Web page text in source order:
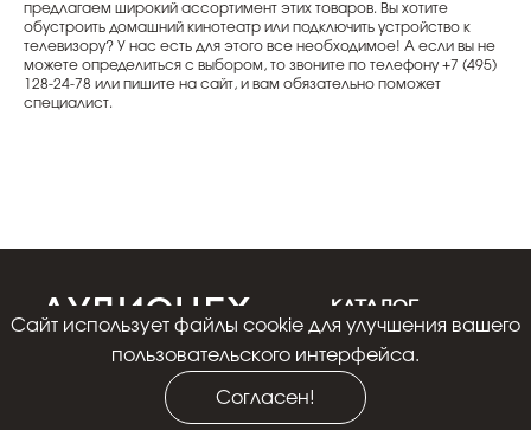
предлагаем широкий ассортимент этих товаров. Вы хотите
обустроить домашний кинотеатр или подключить устройство к
телевизору? У нас есть для этого все необходимое! А если вы не
можете определиться с выбором, то звоните по телефону +7 (495)
128-24-78 или пишите на сайт, и вам обязательно поможет
специалист.
+7 926 141-23-29
Ежедневно с 10:00 до
19:00
КАТАЛОГ
Акции
Винил
Акустика
Cайт использует файлы cookie для улучшения вашего
пользовательского интерфейса.
Согласен!